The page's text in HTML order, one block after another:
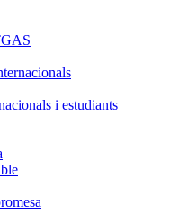
i estudiants